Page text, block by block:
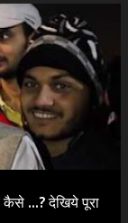
कैसे ...? देखिये पूरा